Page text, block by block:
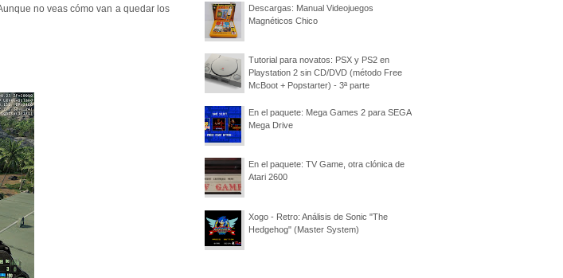
no veas cómo van a quedar los
Descargas: Manual Videojuegos
Magnéticos Chico
Tutorial para novatos: PSX y PS2 en
Playstation 2 sin CD/DVD (método Free
McBoot + Popstarter) - 3ª parte
En el paquete: Mega Games 2 para SEGA
Mega Drive
En el paquete: TV Game, otra clónica de
Atari 2600
Xogo - Retro: Análisis de Sonic "The
Hedgehog" (Master System)